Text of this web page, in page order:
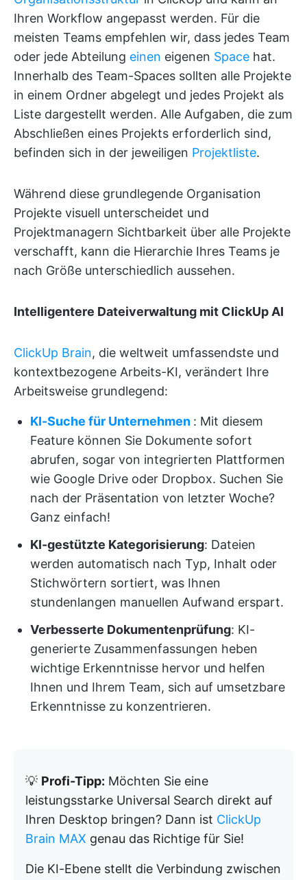
Ihren Workflow angepasst werden. Für die
meisten Teams empfehlen wir, dass jedes Team
oder jede Abteilung einen eigenen Space hat.
Innerhalb des Team-Spaces sollten alle Projekte
in einem Ordner abgelegt und jedes Projekt als
Liste dargestellt werden. Alle Aufgaben, die zum
Abschließen eines Projekts erforderlich sind,
befinden sich in der jeweiligen Projektliste.
Während diese grundlegende Organisation
Projekte visuell unterscheidet und
Projektmanagern Sichtbarkeit über alle Projekte
verschafft, kann die Hierarchie Ihres Teams je
nach Größe unterschiedlich aussehen.
Intelligentere Dateiverwaltung mit ClickUp AI
ClickUp Brain, die weltweit umfassendste und
kontextbezogene Arbeits-KI, verändert Ihre
Arbeitsweise grundlegend:
KI-Suche für Unternehmen : Mit diesem
Feature können Sie Dokumente sofort
abrufen, sogar von integrierten Plattformen
wie Google Drive oder Dropbox. Suchen Sie
nach der Präsentation von letzter Woche?
Ganz einfach!
KI-gestützte Kategorisierung: Dateien
werden automatisch nach Typ, Inhalt oder
Stichwörtern sortiert, was Ihnen
stundenlangen manuellen Aufwand erspart.
Verbesserte Dokumentenprüfung: KI-
generierte Zusammenfassungen heben
wichtige Erkenntnisse hervor und helfen
Ihnen und Ihrem Team, sich auf umsetzbare
Erkenntnisse zu konzentrieren.
💡 Profi-Tipp: Möchten Sie eine
leistungsstarke Universal Search direkt auf
Ihren Desktop bringen? Dann ist ClickUp
Brain MAX genau das Richtige für Sie!
Die KI-Ebene stellt die Verbindung zwischen